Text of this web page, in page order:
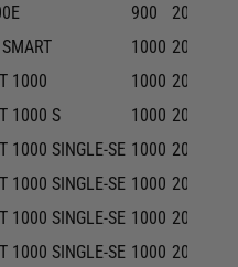
900
2001-
1000 2006-
1000 1000 2007-
1000 S 1000 2007-
1000 SINGLE-SE 1000 2006-
1000 SINGLE-SE 1000 2006-
1000 SINGLE-SE 1000 2007-
1000 SINGLE-SE 1000 2007-